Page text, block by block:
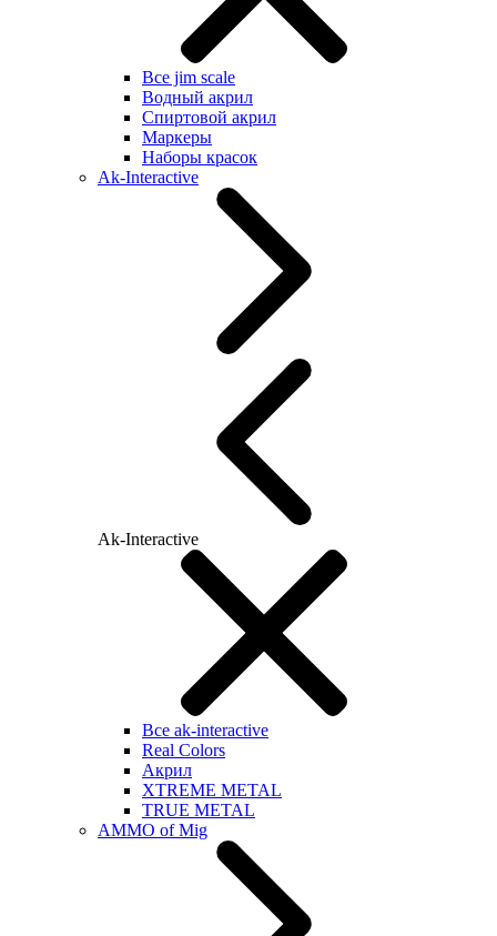
Все jim scale
Водный акрил
Спиртовой акрил
Маркеры
Наборы красок
Ak-Interactive
Ak-Interactive
Все ak-interactive
Real Colors
Акрил
XTREME METAL
TRUE METAL
AMMO of Mig